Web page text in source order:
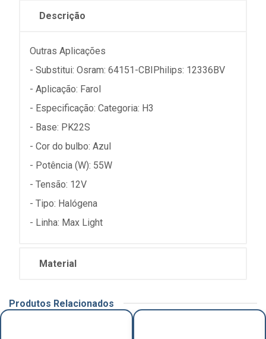
Descrição
Outras Aplicações
- Substitui: Osram: 64151-CBIPhilips: 12336BV
- Aplicação: Farol
- Especificação: Categoria: H3
- Base: PK22S
- Cor do bulbo: Azul
- Potência (W): 55W
- Tensão: 12V
- Tipo: Halógena
- Linha: Max Light
Material
Produtos Relacionados